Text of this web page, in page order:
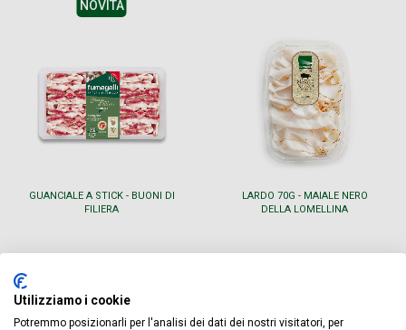
NOVITÀ
GUANCIALE A STICK - BUONI DI
FILIERA
ACQUISTA ORA
LARDO 70G - MAIALE NERO
DELLA LOMELLINA
ACQUISTA ORA
Utilizziamo i cookie
Potremmo posizionarli per l'analisi dei dati dei nostri visitatori, per